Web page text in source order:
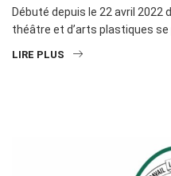
Débuté depuis le 22 avril
théâtre et d’arts plastiques
LIRE PLUS